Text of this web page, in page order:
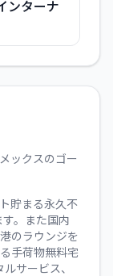
ンターナ
ックスのゴー
貯まる永久不
。また国内
のラウンジを
手荷物無料宅
サービス、